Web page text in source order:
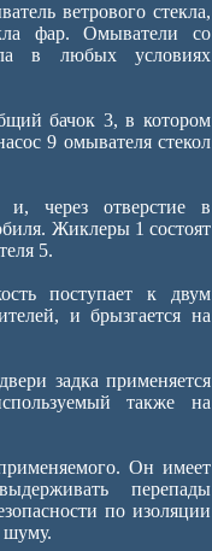
ветрового стекла,
фар. Омыватели со
в любых условиях
бачок 3, в котором
9 омывателя стекол
через отверстие в
Жиклеры 1 состоят
5.
поступает к двум
и брызгается на
задка применяется
также на
Он имеет
перепады
по изоляции
шуму.